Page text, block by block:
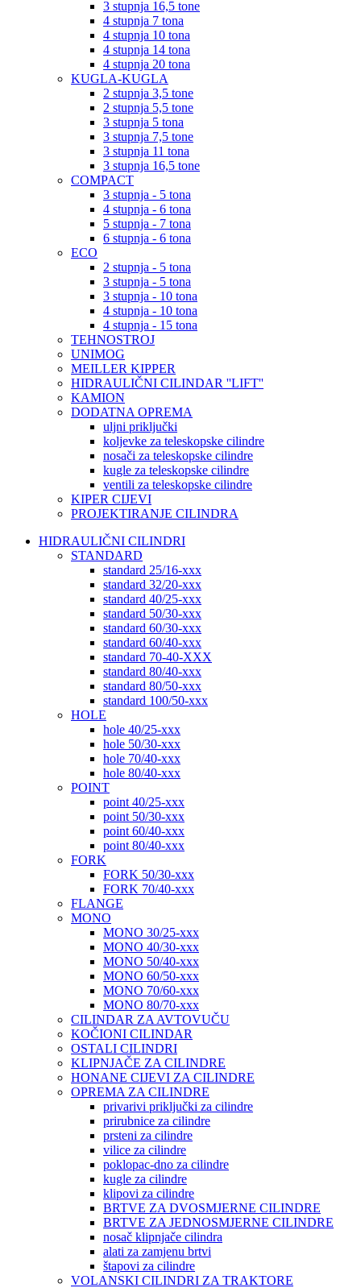
3 stupnja 16,5 tone
4 stupnja 7 tona
4 stupnja 10 tona
4 stupnja 14 tona
4 stupnja 20 tona
KUGLA-KUGLA
2 stupnja 3,5 tone
2 stupnja 5,5 tone
3 stupnja 5 tona
3 stupnja 7,5 tone
3 stupnja 11 tona
3 stupnja 16,5 tone
COMPACT
3 stupnja - 5 tona
4 stupnja - 6 tona
5 stupnja - 7 tona
6 stupnja - 6 tona
ECO
2 stupnja - 5 tona
3 stupnja - 5 tona
3 stupnja - 10 tona
4 stupnja - 10 tona
4 stupnja - 15 tona
TEHNOSTROJ
UNIMOG
MEILLER KIPPER
HIDRAULIČNI CILINDAR ''LIFT''
KAMION
DODATNA OPREMA
uljni priključki
koljevke za teleskopske cilindre
nosači za teleskopske cilindre
kugle za teleskopske cilindre
ventili za teleskopske cilindre
KIPER CIJEVI
PROJEKTIRANJE CILINDRA
HIDRAULIČNI CILINDRI
STANDARD
standard 25/16-xxx
standard 32/20-xxx
standard 40/25-xxx
standard 50/30-xxx
standard 60/30-xxx
standard 60/40-xxx
standard 70-40-XXX
standard 80/40-xxx
standard 80/50-xxx
standard 100/50-xxx
HOLE
hole 40/25-xxx
hole 50/30-xxx
hole 70/40-xxx
hole 80/40-xxx
POINT
point 40/25-xxx
point 50/30-xxx
point 60/40-xxx
point 80/40-xxx
FORK
FORK 50/30-xxx
FORK 70/40-xxx
FLANGE
MONO
MONO 30/25-xxx
MONO 40/30-xxx
MONO 50/40-xxx
MONO 60/50-xxx
MONO 70/60-xxx
MONO 80/70-xxx
CILINDAR ZA AVTOVUČU
KOČIONI CILINDAR
OSTALI CILINDRI
KLIPNJAČE ZA CILINDRE
HONANE CIJEVI ZA CILINDRE
OPREMA ZA CILINDRE
privarivi priključki za cilindre
prirubnice za cilindre
prsteni za cilindre
vilice za cilindre
poklopac-dno za cilindre
kugle za cilindre
klipovi za cilindre
BRTVE ZA DVOSMJERNE CILINDRE
BRTVE ZA JEDNOSMJERNE CILINDRE
nosač klipnjače cilindra
alati za zamjenu brtvi
štapovi za cilindre
VOLANSKI CILINDRI ZA TRAKTORE